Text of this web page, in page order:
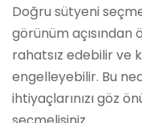
Doğru sütyeni
görünüm açısından
rahatsız edebilir ve
engelleyebilir. Bu
ihtiyaçlarınızı göz